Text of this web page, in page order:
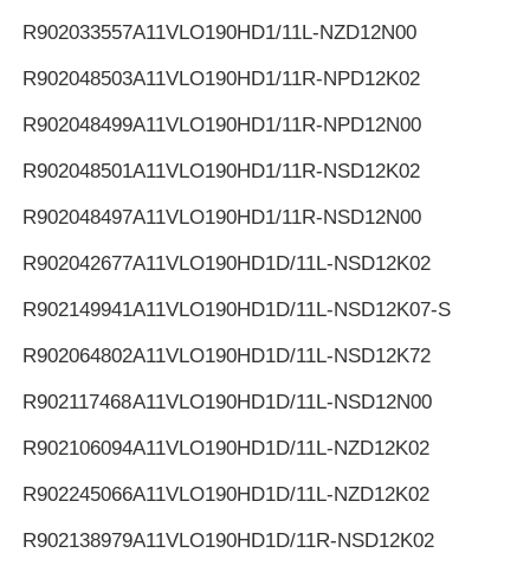
R902033557A11VLO190HD1/11L-NZD12N00
R902048503A11VLO190HD1/11R-NPD12K02
R902048499A11VLO190HD1/11R-NPD12N00
R902048501A11VLO190HD1/11R-NSD12K02
R902048497A11VLO190HD1/11R-NSD12N00
R902042677A11VLO190HD1D/11L-NSD12K02
R902149941A11VLO190HD1D/11L-NSD12K07-S
R902064802A11VLO190HD1D/11L-NSD12K72
R902117468A11VLO190HD1D/11L-NSD12N00
R902106094A11VLO190HD1D/11L-NZD12K02
R902245066A11VLO190HD1D/11L-NZD12K02
R902138979A11VLO190HD1D/11R-NSD12K02